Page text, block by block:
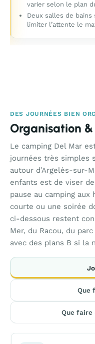
varier selon le plan
Deux salles de
limiter l’attente le
DES JOURNÉES BIEN
Organisation
Le camping Del Mar
journées très simples
autour d’Argelès-sur-
enfants est de viser
pause au camping
courte ou une soirée
ci-dessous restent
Mer, du Racou, du
avec des plans B si la
Que
Que faire